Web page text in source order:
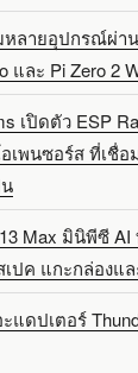
ลายอุปกรณ์ผ่า
และ Pi Zero 2
เปิดตัว ESP
เพนซอร์ส ที่เชื่
Max มินิพีซี
เปค แกะกล่องแ
แดปเตอร์